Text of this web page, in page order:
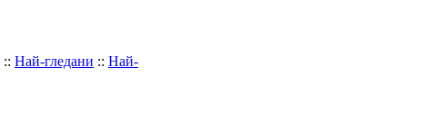
:: Най-гледани :: Най-